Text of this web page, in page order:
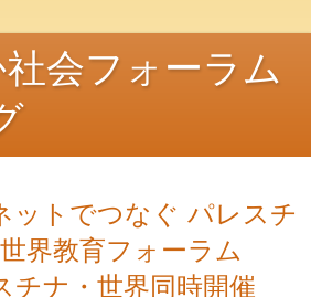
会フォーラム
トでつなぐ パレスチ
界教育フォーラム
チナ・世界同時開催